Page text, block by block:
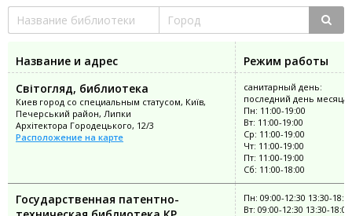
Название и адрес
Режим работы
Світогляд, библиотека
Киев город со специальным статусом, Київ,
Печерський район, Липки
Архітектора Городецького, 12/3
Расположение на карте
санитарный день:
последний день месяца
Пн: 11:00-19:00
Вт: 11:00-19:00
Ср: 11:00-19:00
Чт: 11:00-19:00
Пт: 11:00-19:00
Сб: 11:00-18:00
Государственная патентно-
Пн: 09:00-12:30 13:30-
Вт: 09:00-12:30 13:30-18:00